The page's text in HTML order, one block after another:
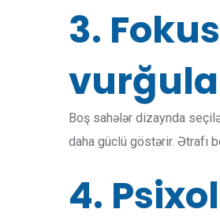
3.
Boş sahələr dizaynda
daha güclü göstərir. Ətrafı
4.